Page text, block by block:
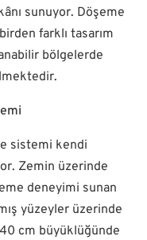
sunuyor. Döşeme
farklı tasarım
bölgelerde
sistemi kendi
Zemin üzerinde
deneyimi sunan
yüzeyler üzerinde
cm büyüklüğünde